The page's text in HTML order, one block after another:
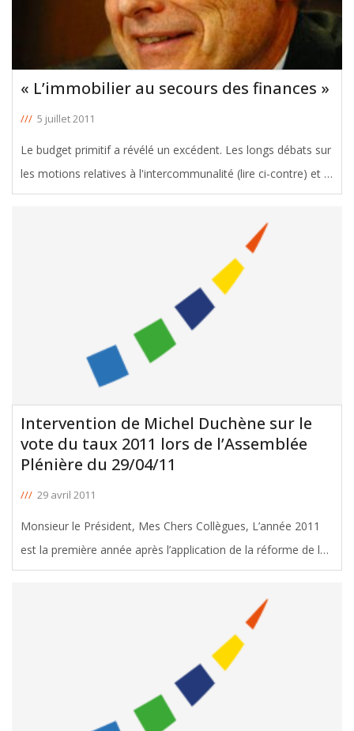
« L’immobilier au secours des finances »
/// 5 juillet 2011
Le budget primitif a révélé un excédent. Les longs débats sur
les motions relatives à l'intercommunalité (lire ci-contre) et le
nucléaire ont quelque peu éclipsé celui sur le budget
supplémentaire jeudi dernier au Conseil général. Il est
Intervention de Michel Duchène sur le
vote du taux 2011 lors de l’Assemblée
Plénière du 29/04/11
/// 29 avril 2011
Monsieur le Président, Mes Chers Collègues, L’année 2011
est la première année après l’application de la réforme de la
TP et de la fiscalité locale. Comme vous l’indiquez, un large
dispositif de recettes pour le Conseil Général est